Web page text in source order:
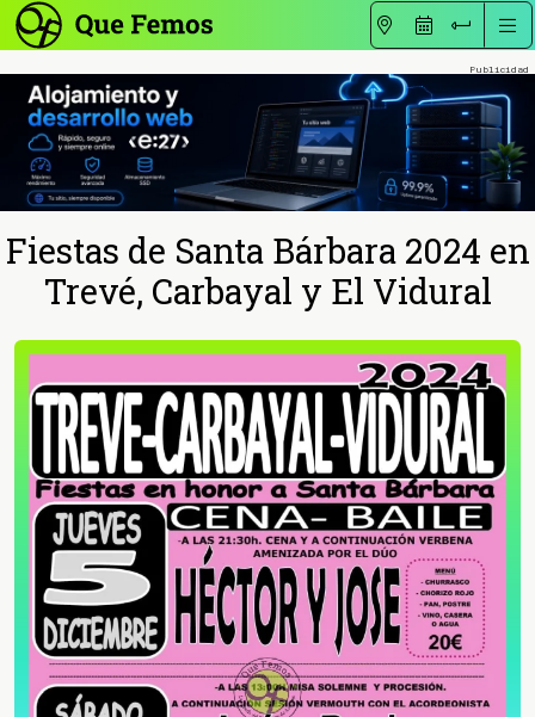
Fiestas de Santa Bárbara 2024 en
Trevé, Carbayal y El Vidural